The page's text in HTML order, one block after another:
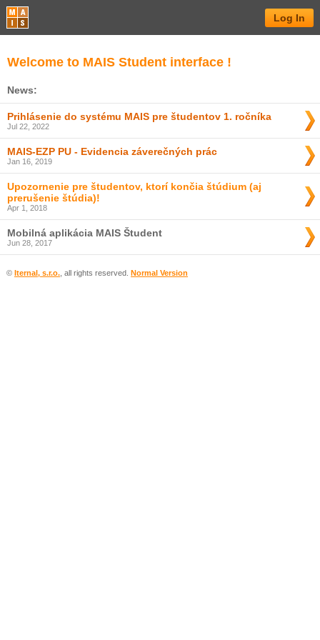
Log In
Welcome to MAIS Student interface !
News:
Prihlásenie do systému MAIS pre študentov 1. ročníka
Jul 22, 2022
MAIS-EZP PU - Evidencia záverečných prác
Jan 16, 2019
Upozornenie pre študentov, ktorí končia štúdium (aj
prerušenie štúdia)!
Apr 1, 2018
Mobilná aplikácia MAIS Študent
Jun 28, 2017
© Iternal, s.r.o. , all rights reserved. Normal Version